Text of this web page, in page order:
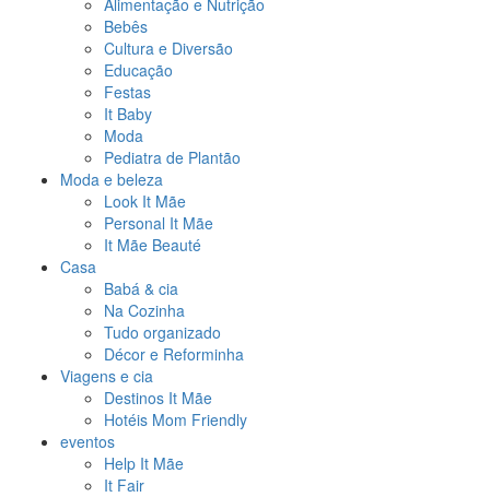
Alimentação e Nutrição
Bebês
Cultura e Diversão
Educação
Festas
It Baby
Moda
Pediatra de Plantão
Moda e beleza
Look It Mãe
Personal It Mãe
It Mãe Beauté
Casa
Babá & cia
Na Cozinha
Tudo organizado
Décor e Reforminha
Viagens e cia
Destinos It Mãe
Hotéis Mom Friendly
eventos
Help It Mãe
It Fair